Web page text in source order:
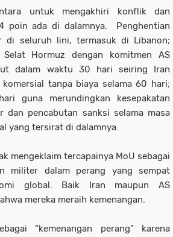
untuk mengakhiri konflik dan
poin ada di dalamnya. Penghentian
di seluruh lini, termasuk di Libanon;
Selat Hormuz dengan komitmen AS
dalam waktu 30 hari seiring Iran
tanpa biaya selama 60 hari;
guna merundingkan kesepakatan
pencabutan sanksi selama masa
yang tersirat di dalamnya.
mengeklaim tercapainya MoU sebagai
militer dalam perang yang sempat
global. Baik Iran maupun AS
mereka meraih kemenangan.
“kemenangan perang” karena